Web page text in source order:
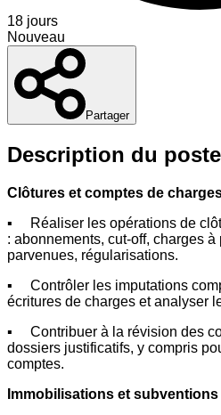
18 jours
Nouveau
Partager
Description du poste
Clôtures et comptes de
▪ Réaliser les opérations de
: abonnements, cut-off, charges à
parvenues, régularisations.
▪ Contrôler les imputations
écritures de charges et analyser
▪ Contribuer à la révision des
dossiers justificatifs, y compris
comptes.
Immobilisations et